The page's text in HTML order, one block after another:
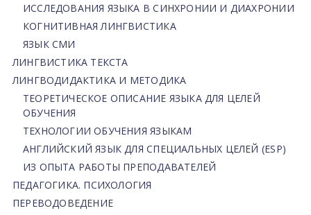
ИССЛЕДОВАНИЯ ЯЗЫКА В СИНХРОНИИ И ДИАХРОНИИ
КОГНИТИВНАЯ ЛИНГВИСТИКА
ЯЗЫК СМИ
ЛИНГВИСТИКА ТЕКСТА
ЛИНГВОДИДАКТИКА И МЕТОДИКА
ТЕОРЕТИЧЕСКОЕ ОПИСАНИЕ ЯЗЫКА ДЛЯ ЦЕЛЕЙ
ОБУЧЕНИЯ
ТЕХНОЛОГИИ ОБУЧЕНИЯ ЯЗЫКАМ
АНГЛИЙСКИЙ ЯЗЫК ДЛЯ СПЕЦИАЛЬНЫХ ЦЕЛЕЙ (ESP)
ИЗ ОПЫТА РАБОТЫ ПРЕПОДАВАТЕЛЕЙ
ПЕДАГОГИКА. ПСИХОЛОГИЯ
ПЕРЕВОДОВЕДЕНИЕ